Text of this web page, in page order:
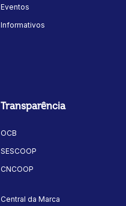
Eventos
Informativos
Transparência
OCB
SESCOOP
CNCOOP
Central da Marca